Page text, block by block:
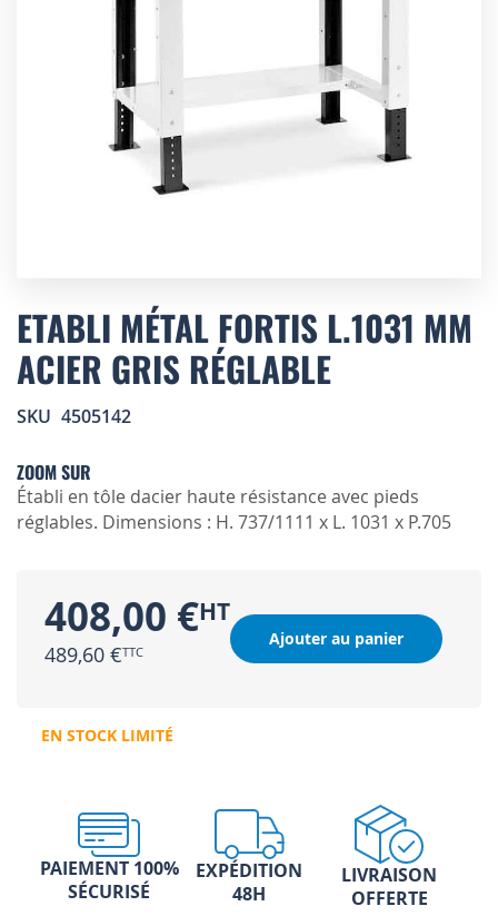
to
the
beginning
of
images
ETABLI MÉTAL FORTIS L.1031 MM
ACIER GRIS RÉGLABLE
SKU 4505142
ZOOM SUR
Établi en tôle dacier haute résistance avec pieds
réglables. Dimensions : H. 737/1111 x L. 1031 x P.705
408,00 €
489,60 €
Ajouter au panier
EN STOCK LIMITÉ
PAIEMENT 100%
SÉCURISÉ
EXPÉDITION
48H
LIVRAISON
OFFERTE